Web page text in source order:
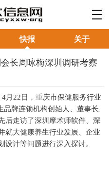
快报 关于
长周咏梅深圳调研考察
4月22日，重庆市保健服务行业
牌连锁机构创始人、董事长
后走访了深圳摩术师软件、深
就大健康养生行业发展、企业
计等问题进行深入探讨。